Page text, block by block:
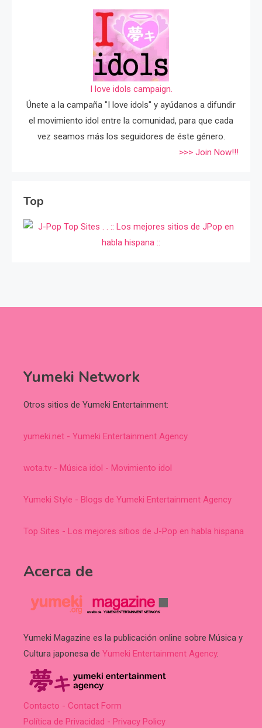
I love idols campaign.
Únete a la campaña "I love idols" y ayúdanos a difundir
el movimiento idol entre la comunidad, para que cada
vez seamos más los seguidores de éste género.
>>> Join Now!!!
Top
Yumeki Network
Otros sitios de Yumeki Entertainment:
yumeki.net - Yumeki Entertainment Agency
wota.tv - Música idol - Movimiento idol
Yumeki Style - Blogs de Yumeki Entertainment Agency
Top Sites - Los mejores sitios de J-Pop en habla hispana
Acerca de
Yumeki Magazine es la publicación online sobre Música y
Cultura japonesa de Yumeki Entertainment Agency.
Contacto - Contact Form
Política de Privacidad - Privacy Policy